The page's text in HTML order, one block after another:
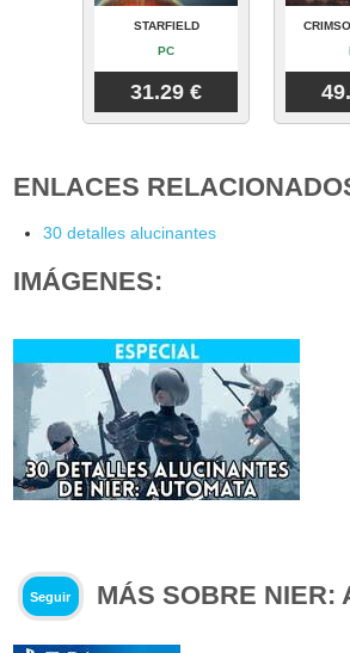
STARFIELD
PC
31.29 €
ENLACES
30 detalles alucinantes
IMÁGENES:
Seguir MÁS SOBRE NIER: